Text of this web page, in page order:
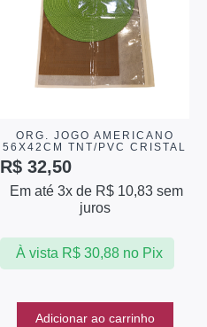
ORG. JOGO AMERICANO
56X42CM TNT/PVC CRISTAL
R$ 32,50
Em até 3x de R$ 10,83 sem
juros
À vista R$30,88 no Pix
Adicionar ao carrinho